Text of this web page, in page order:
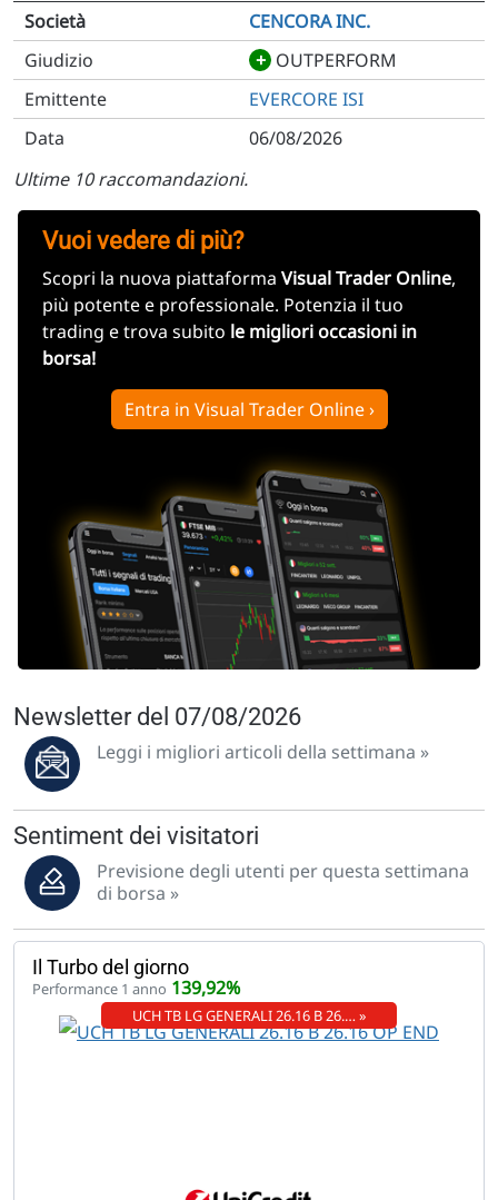
CENCORA INC.
+ OUTPERFORM
EVERCORE ISI
06/08/2026
Ultime 10 raccomandazioni.
Vuoi vedere di più?
Scopri la nuova piattaforma Visual Trader Online,
più potente e professionale. Potenzia il tuo
trading e trova subito le migliori occasioni in
borsa!
Entra in Visual Trader Online ›
Newsletter del 07/08/2026
Leggi i migliori articoli della settimana »
Sentiment dei visitatori
Previsione degli utenti per questa settimana
di borsa »
Il Turbo del giorno
Performance 1 anno 139,92%
UCH TB LG GENERALI 26.16 B 26.… »